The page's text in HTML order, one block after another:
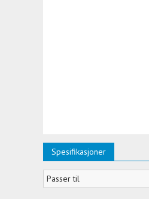
Spesifikasjoner
Passer til